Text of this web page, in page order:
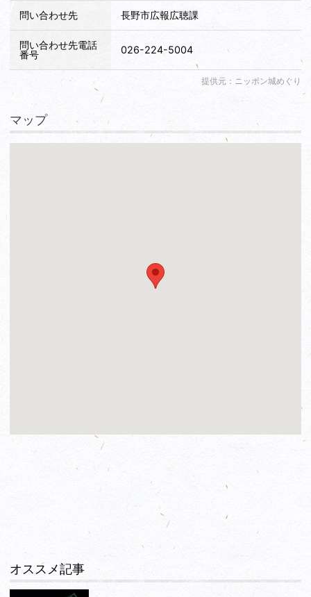
問い合わせ先 長野市広報広聴課
問い合わせ先電話
番号
026-224-5004
提供元：ニッポン城めぐり
マップ
オススメ記事